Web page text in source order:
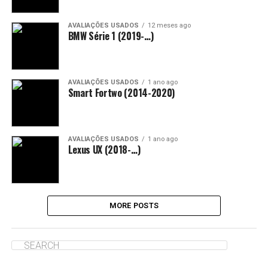
AVALIAÇÕES USADOS 12 meses ago
BMW Série 1 (2019-…)
AVALIAÇÕES USADOS 1 ano ago
Smart Fortwo (2014-2020)
AVALIAÇÕES USADOS 1 ano ago
Lexus UX (2018-…)
MORE POSTS